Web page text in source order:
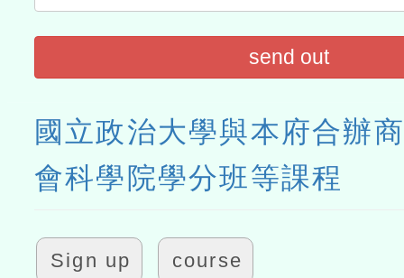
send out
國立政治大學與本府合辦
會科學院學分班等課程
Sign up course